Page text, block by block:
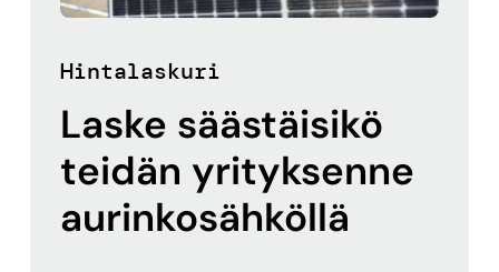
Hintalaskuri
Laske säästäisikö
teidän yrityksenne
aurinkosähköllä